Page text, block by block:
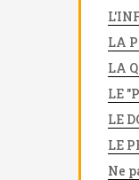
LA
LA
LE
LE
LE
Ne